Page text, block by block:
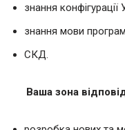
знання конфігурації
знання мови
СКД.
Ваша зона